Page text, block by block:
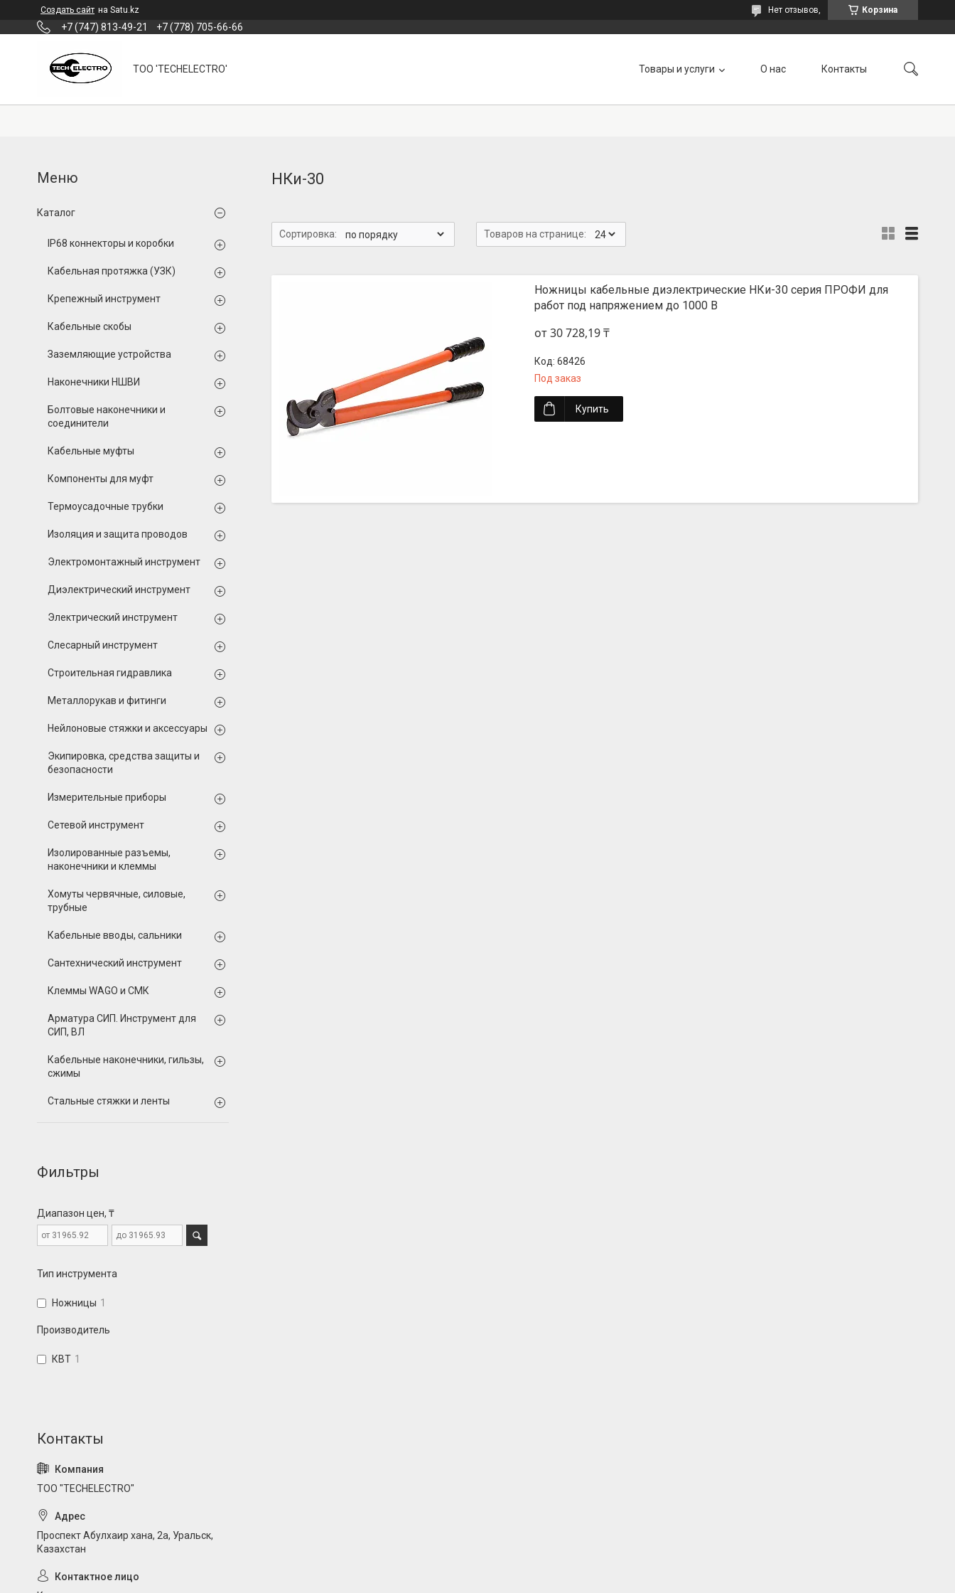
Создать сайт на Satu.kz Корзина
Нет отзывов,
+7 (747) 813-49-21 +7 (778) 705-66-66
ТОО 'TECHELECTRO' Товары и услуги О нас Контакты
НКи-30
Ножницы кабельные диэлектрические НКи-30 серия ПРОФИ для
работ под напряжением до 1000 В
от 30 728,19 ₸
68426
Под заказ
Купить
Каталог
IP68 коннекторы и коробки
Кабельная протяжка (УЗК)
Крепежный инструмент
Кабельные скобы
Заземляющие устройства
Наконечники НШВИ
Болтовые наконечники и
соединители
Кабельные муфты
Компоненты для муфт
Термоусадочные трубки
Изоляция и защита проводов
Электромонтажный инструмент
Диэлектрический инструмент
Электрический инструмент
Слесарный инструмент
Строительная гидравлика
Металлорукав и фитинги
Нейлоновые стяжки и аксессуары
Экипировка, средства защиты и
безопасности
Измерительные приборы
Сетевой инструмент
Изолированные разъемы,
наконечники и клеммы
Хомуты червячные, силовые,
трубные
Кабельные вводы, сальники
Сантехнический инструмент
Клеммы WAGO и СМК
Арматура СИП. Инструмент для
СИП, ВЛ
Кабельные наконечники, гильзы,
сжимы
Стальные стяжки и ленты
Фильтры
Диапазон цен, ₸
Тип инструмента
Ножницы 1
Производитель
КВТ 1
ТОО "TECHELECTRO"
Проспект Абулхаир хана, 2а, Уральск,
Казахстан